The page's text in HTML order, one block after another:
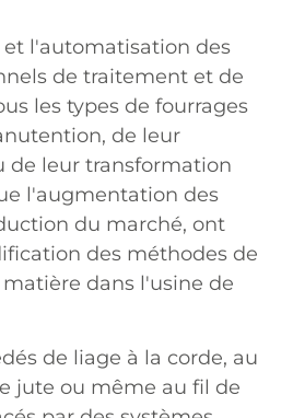
l'automatisation des
de traitement et de
les types de fourrages
de leur
de leur transformation
l'augmentation des
du marché, ont
des méthodes de
dans l'usine de
de liage à la corde, au
jute ou même au fil de